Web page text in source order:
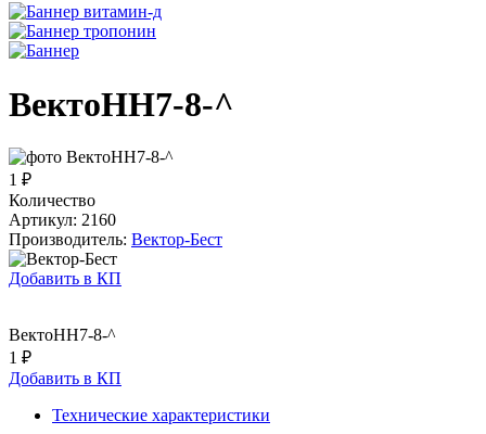
ВектоНН7-8-^
1 ₽
Количество
Артикул: 2160
Производитель: Вектор-Бест
Добавить в КП
ВектоНН7-8-^
1 ₽
Добавить в КП
Технические характеристики